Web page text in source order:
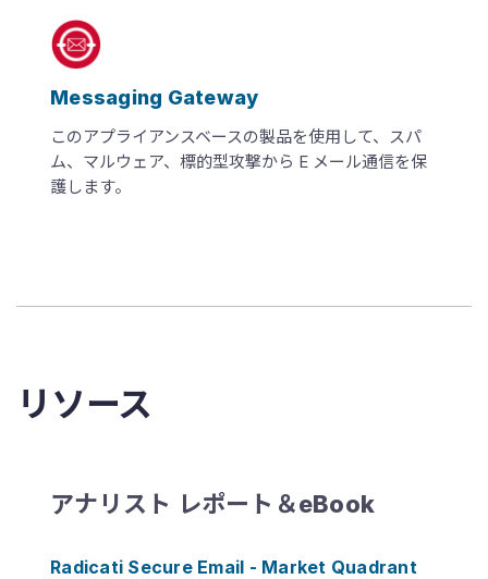
Messaging Gateway
このアプライアンスベースの製品を使用して、スパ
ム、マルウェア、標的型攻撃から E メール通信を保
護します。
リソース
アナリスト レポート＆eBook
Radicati Secure Email - Market Quadrant